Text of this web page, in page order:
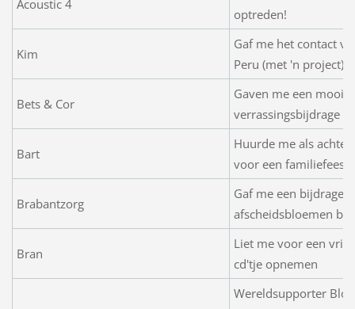
Acoustic 4
optreden!
Kim
Gaf me het contact
Peru (met 'n project)
Bets & Cor
Gaven me een mooie
verrassingsbijdrage
Bart
Huurde me als
voor een familiefeest
Brabantzorg
Gaf me een bijdrage
afscheidsbloemen bij
Bran
Liet me voor een
cd'tje opnemen
Wereldsupporter